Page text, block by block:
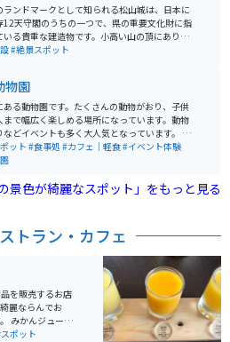
ランドマークとして知られる松山城は、日本に
12天守閣のうちの一つで、県の重要文化財に指
いる貴重な建造物です。小高い山の頂にありま
ても30分ほどで天守閣までいけます。ロープ
#絶景スポット
物園
ある動物園です。たくさんの動物がおり、子供
まで幅広く楽しめる場所になっています。動物
などイベントも多く大人気となっています。 四
ジップラインが完成したことで、近くにある
に繋がっていて行き来が出来るようになって
す。
ット#食事処 #カフェ｜軽食#イベント体験
の景色が綺麗なスポット」をもっと見る
トラン・カフェ
を販売するお店
麗ならんでお
みかんジュース
ってみかんを味
ポット